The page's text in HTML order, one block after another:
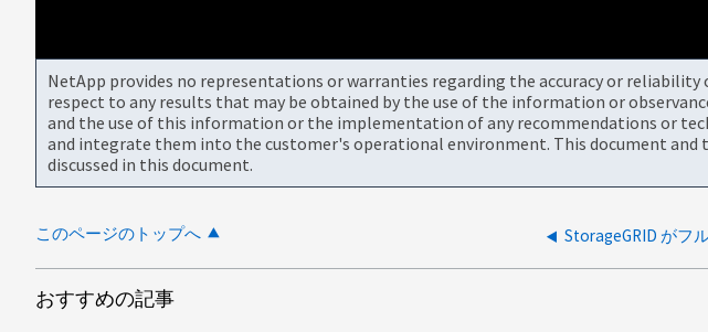
NetApp provides no representations or warranties regarding the accuracy or
respect to any results that may be obtained by the use of the information or
and the use of this information or the implementation of any recommendations or
and integrate them into the customer's operational environment. This document
discussed in this document.
このページのトップへ
おすすめの記事